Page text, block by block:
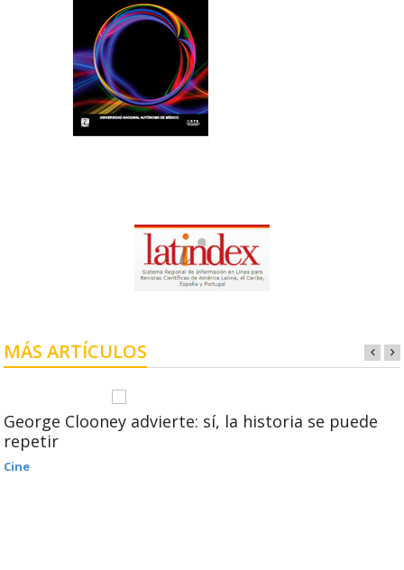
MÁS ARTÍCULOS
George Clooney advierte: sí, la historia se puede
repetir
Cine